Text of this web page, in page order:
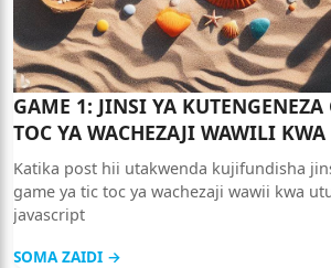
GAME 1: JINSI YA
TOC YA WACHEZAJI WAWILI
HTML, CSS NA JAVASCRIPT
Katika post hii utakwenda kujifundisha
game ya tic toc ya wachezaji wawii kwa
javascript
SOMA ZAIDI →